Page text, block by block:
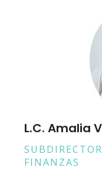
L.C. Amalia
FINANZAS